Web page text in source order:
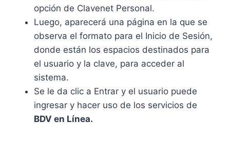
opción de Clavenet Personal.
Luego, aparecerá una página en la que se
observa el formato para el Inicio de Sesión,
donde están los espacios destinados para
el usuario y la clave, para acceder al
sistema.
Se le da clic a Entrar y el usuario puede
ingresar y hacer uso de los servicios de
BDV en Línea.